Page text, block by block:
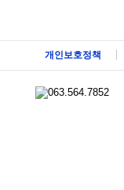
개인보호정책